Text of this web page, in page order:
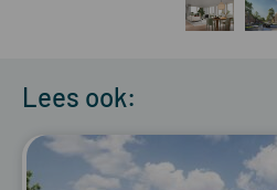
Lees ook: